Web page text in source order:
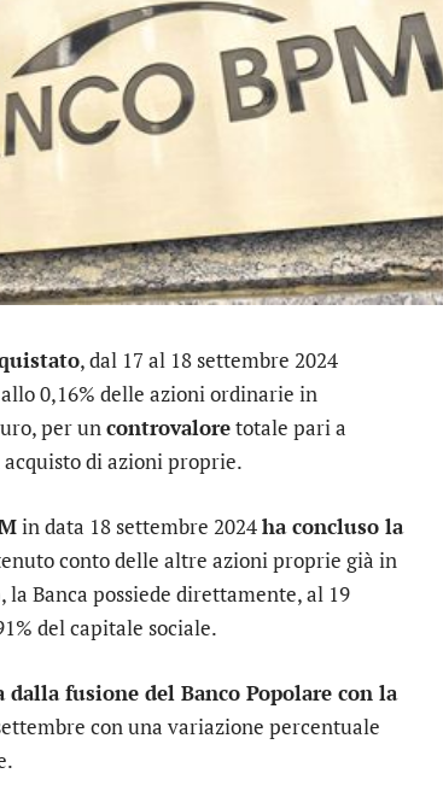
, dal 17 al 18 settembre 2024
0,16% delle azioni ordinarie in
per uncontrovaloretotale pari a
di azioni proprie.
in data 18 settembre 2024ha concluso la
conto delle altre azioni proprie già in
Banca possiede direttamente, al 19
del capitale sociale.
dalla fusione del Banco Popolare con la
con una variazione percentuale